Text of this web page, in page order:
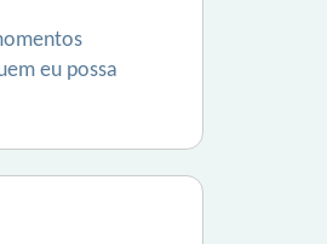
eu possa